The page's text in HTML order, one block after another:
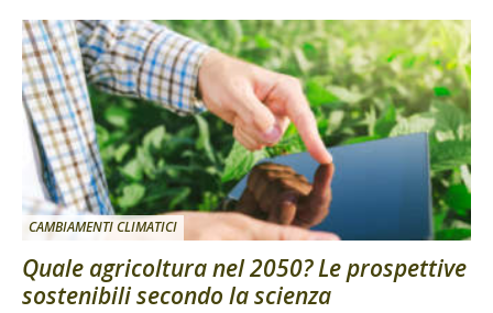
CAMBIAMENTI CLIMATICI
Quale agricoltura nel 2050? Le prospettive
sostenibili secondo la scienza